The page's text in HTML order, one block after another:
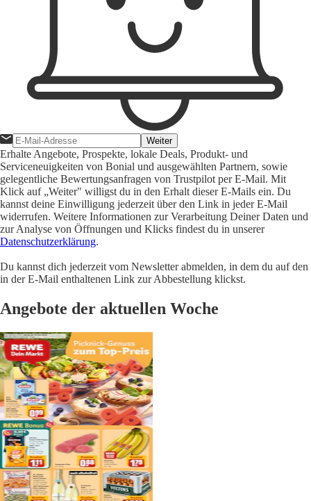
Weiter
Erhalte Angebote, Prospekte, lokale Deals, Produkt- und
Serviceneuigkeiten von Bonial und ausgewählten Partnern, sowie
gelegentliche Bewertungsanfragen von Trustpilot per E-Mail. Mit
Klick auf „Weiter" willigst du in den Erhalt dieser E-Mails ein. Du
kannst deine Einwilligung jederzeit über den Link in jeder E-Mail
widerrufen. Weitere Informationen zur Verarbeitung Deiner Daten und
zur Analyse von Öffnungen und Klicks findest du in unserer
Datenschutzerklärung.
Du kannst dich jederzeit vom Newsletter abmelden, in dem du auf den
in der E-Mail enthaltenen Link zur Abbestellung klickst.
Angebote der aktuellen Woche